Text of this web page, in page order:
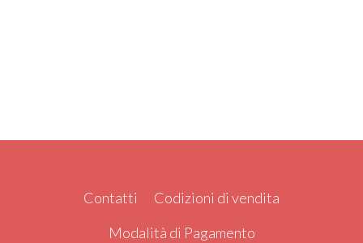
Contatti
Codizioni di vendita
Modalità di Pagamento